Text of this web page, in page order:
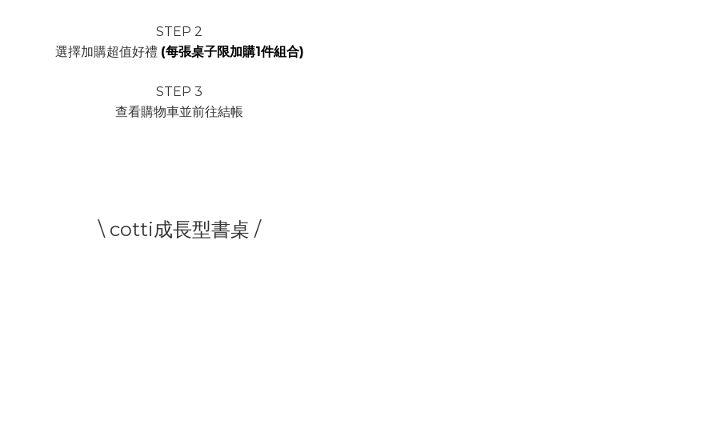
STEP 2
選擇加購超值好禮 (每張桌子限加購1件組合)
STEP 3
查看購物車並前往結帳
\ cotti成長型書桌 /